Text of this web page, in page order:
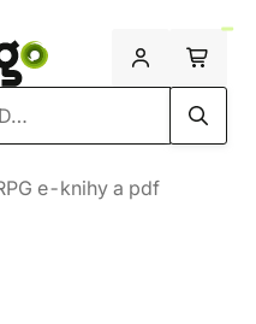
e-knihy a pdf